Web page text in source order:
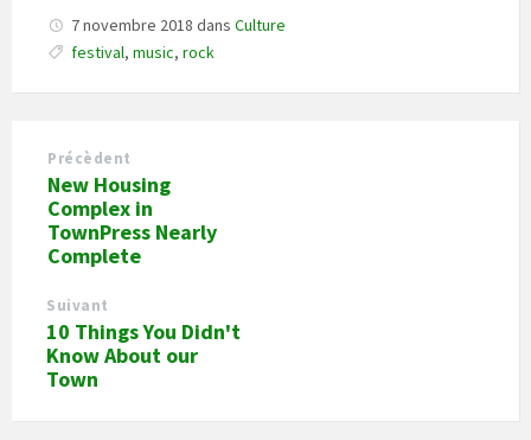
7 novembre 2018 dans Culture
festival, music, rock
Précèdent
New Housing
Complex in
TownPress Nearly
Complete
Suivant
10 Things You Didn't
Know About our
Town